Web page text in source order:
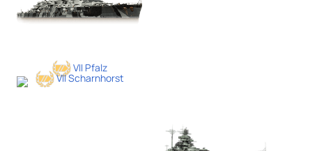
VII Pfalz
VII Scharnhorst